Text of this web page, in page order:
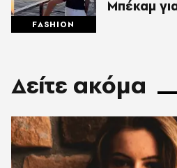
FASHION
Μπέκαμ
Δείτε ακόμα